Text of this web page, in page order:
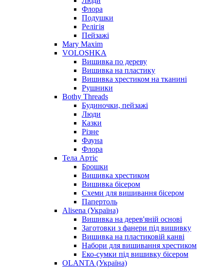
Флора
Подушки
Релігія
Пейзажі
Mary Maxim
VOLOSHKA
Вишивка по дереву
Вишивка на пластику
Вишивка хрестиком на тканині
Рушники
Bothy Threads
Будиночки, пейзажі
Люди
Казки
Різне
Фауна
Флора
Тела Артіс
Брошки
Вишивка хрестиком
Вишивка бісером
Схеми для вишивання бісером
Папертоль
Alisena (Україна)
Вишивка на дерев'яній основі
Заготовки з фанери під вишивку
Вишивка на пластиковій канві
Набори для вишивання хрестиком
Еко-сумки під вишивку бісером
OLANTA (Україна)